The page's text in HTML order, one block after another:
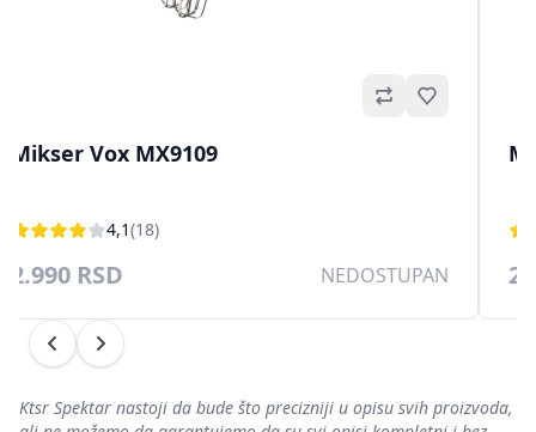
Omiljeno
Mikser Vox MX9109
4,1(18)
2.990 RSD NEDOSTUPAN
Prethodni
Sledeći
Ktsr Spektar nastoji da bude što precizniji u opisu svih proizvoda,